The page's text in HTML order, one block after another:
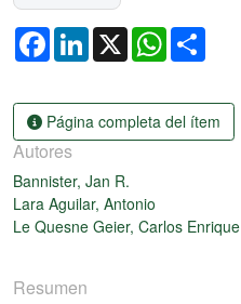
FacebookLinkedIn
X WhatsApp
Página completa del ítem
Autores
Bannister, Jan R.
Lara Aguilar, Antonio
Le Quesne Geier, Carlos Enrique
Resumen